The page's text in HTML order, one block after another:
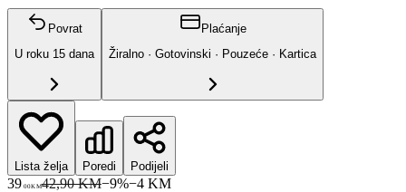
Povrat
U roku 15 dana
Plaćanje
Žiralno · Gotovinski · Pouzeće · Kartica
Lista želja Poredi Podijeli
39 00KM42,90 KM−9%−4KM